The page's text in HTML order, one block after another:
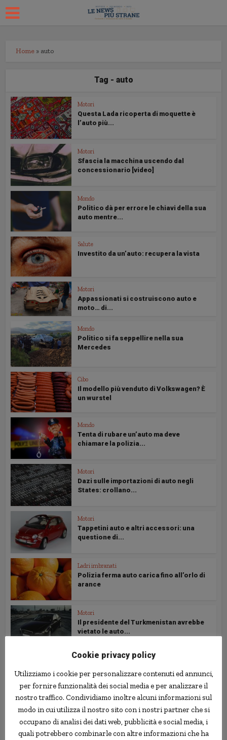
Home » auto
Tag - auto
Motori
Questa Lada ricoperta di moquette è
l’auto più...
Motori
Sfascia la macchina uscendo dal
concessionario [video]
Mondo
Politico dà per errore le chiavi della sua
auto mentre...
Salute
Investito da un’auto: recupera la vista
Motori
Appassionati si costruiscono auto e
moto… di...
Mondo
Politico si fa seppellire nella sua
Mercedes
Cibo
Il modello più venduto di Volkswagen? È
un wurstel
Mondo
Tenta di rubare un’auto ma deve
chiamare la polizia...
Motori
Dazi sulle importazioni di auto negli
States: crollano...
Motori
Tappetini auto e altri accessori: una
questione di...
Ladri imbranati
Polizia ferma auto carica fino all’orlo di
arance
Motori
Il presidente del Turkmenistan avrebbe
vietato le auto...
Animali
Quartiere ricco mette spuntoni sugli
alberi, per...
Motori
Quartiere vandalizzato da “frantumatore
seriale” di...
Cookie privacy policy
Utilizziamo i cookie per personalizzare contenuti ed annunci,
per fornire funzionalità dei social media e per analizzare il
nostro traffico. Condividiamo inoltre alcuni informazioni sul
modo in cui utilizza il nostro sito con i nostri partner che si
occupano di analisi dei dati web, pubblicità e social media, i
quali potrebbero combinarle con altre informazioni che ha